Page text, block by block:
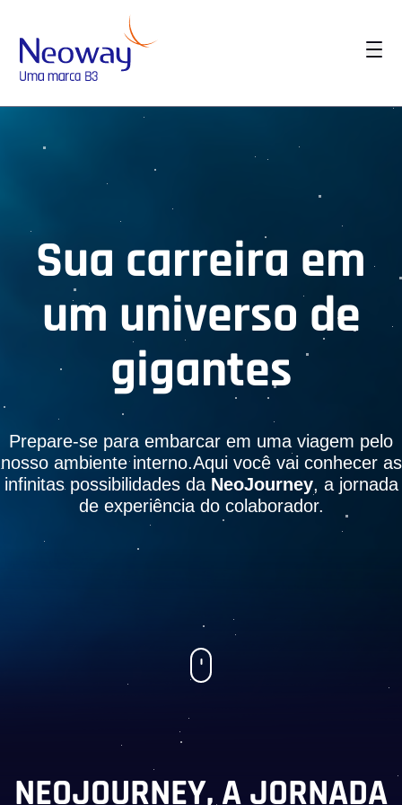
Fazer login Contato Comercial
Soluções
Sua carreira em
um universo de
gigantes
Prepare-se para embarcar em uma viagem pelo
nosso ambiente interno.Aqui você vai conhecer as
infinitas possibilidades daNeoJourney, a jornada
de experiência do colaborador.
NEOJOURNEY, A JORNADA